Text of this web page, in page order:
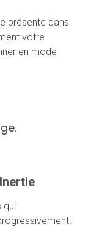
présente dans
votre
en mode
qui